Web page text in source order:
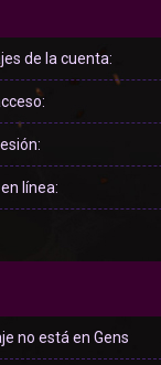
de la cuenta:
línea:
no está en Gens